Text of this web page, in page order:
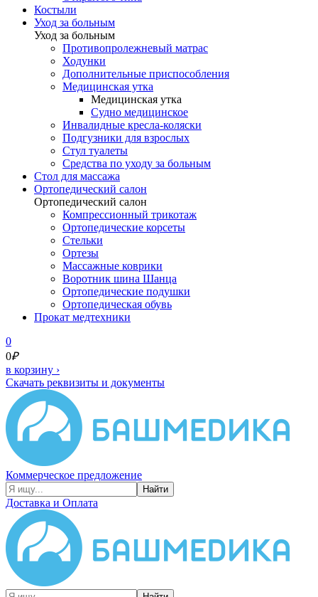
Костыли
Уход за больным
Уход за больным
Противопролежневый матрас
Ходунки
Дополнительные приспособления
Медицинская утка
Медицинская утка
Судно медицинское
Инвалидные кресла-коляски
Подгузники для взрослых
Стул туалеты
Средства по уходу за больным
Cтол для массажа
Ортопедический салон
Ортопедический салон
Компрессионный трикотаж
Ортопедические корсеты
Стельки
Ортезы
Массажные коврики
Воротник шина Шанца
Ортопедические подушки
Ортопедическая обувь
Прокат медтехники
0
0₽
в корзину ›
Скачать реквизиты и документы
Коммерческое предложение
Найти
Доставка и Оплата